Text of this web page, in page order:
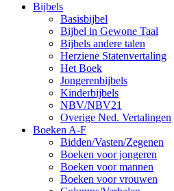
Bijbels
Basisbijbel
Bijbel in Gewone Taal
Bijbels andere talen
Herziene Statenvertaling
Het Boek
Jongerenbijbels
Kinderbijbels
NBV/NBV21
Overige Ned. Vertalingen
Boeken A-F
Bidden/Vasten/Zegenen
Boeken voor jongeren
Boeken voor mannen
Boeken voor vrouwen